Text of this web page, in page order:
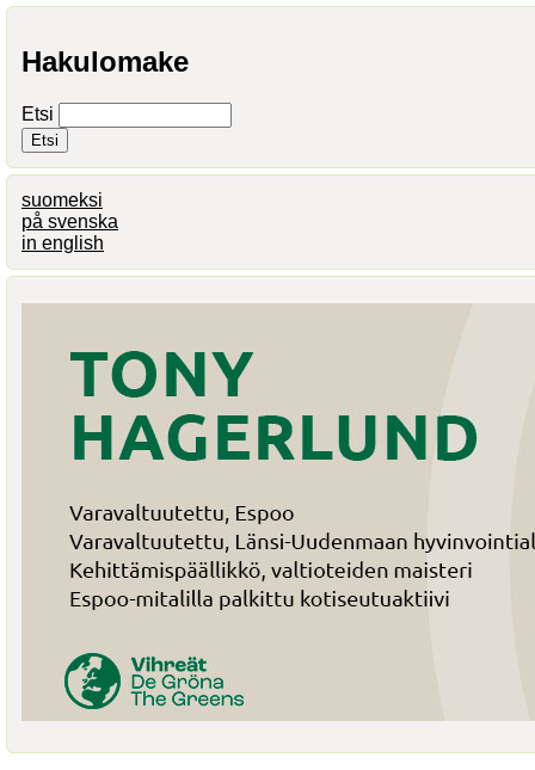
Hakulomake
Etsi
suomeksi
på svenska
in english